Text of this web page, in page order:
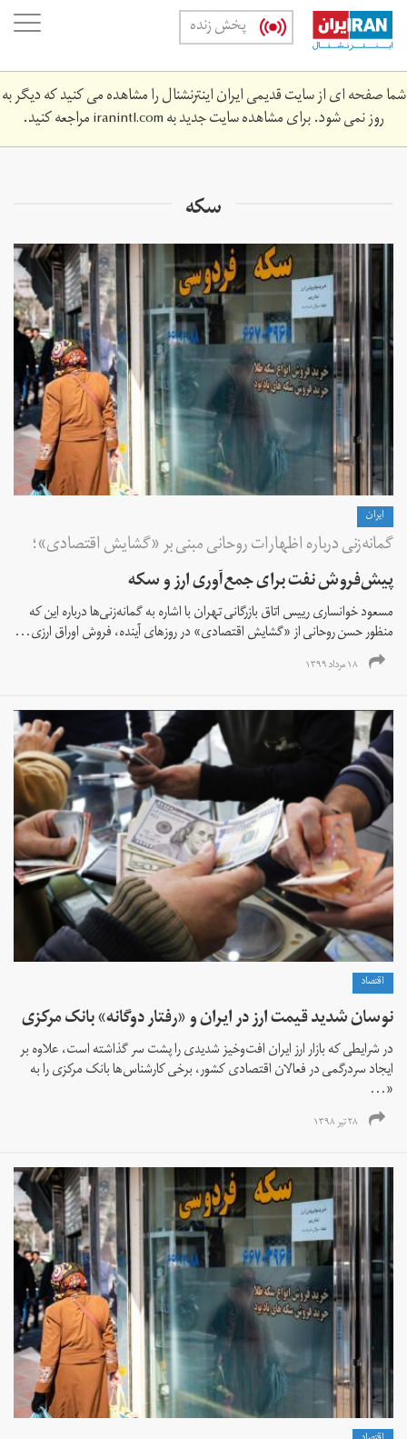
Skip
main
content
پخش زنده
شما صفحه ای از سایت قدیمی ایران اینترنشنال را مشاهده می کنید که دیگر به
روز نمی شود. برای مشاهده سایت جدید بهiranintl.comمراجعه کنید.
سکه
ايران
گمانه‌زنی درباره اظهارات روحانی مبنی بر «‌گشایش اقتصادی»؛
پیش‌فروش نفت برای جمع‌آوری ارز و سکه
مسعود خوانساری رییس اتاق بازرگانی تهران با اشاره به گمانه‌زنی‌ها درباره این که
منظور حسن روحانی از «‌گشایش اقتصادی» در روزهای آینده، فروش اوراق ارزی...
۱۸ مرداد ۱۳۹۹
اقتصاد
نوسان شدید قیمت ارز در ایران و «رفتار دوگانه» بانک مرکزی
در شرایطی که بازار ارز ایران افت‌و‌خیز شدیدی را پشت سر گذاشته است، علاوه بر
ایجاد سردرگمی‌ در فعالان اقتصادی کشور، برخی کارشناس‌ها بانک مرکزی را به
«...
۲۸ تیر ۱۳۹۸